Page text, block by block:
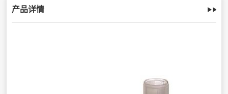
产品详情